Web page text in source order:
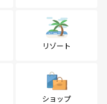
リゾート
ショップ